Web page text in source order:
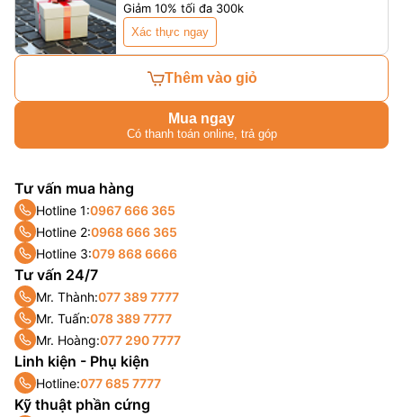
Giảm 10% tối đa 300k
Xác thực ngay
Thêm vào giỏ
Mua ngay
Có thanh toán online, trả góp
Tư vấn mua hàng
Hotline 1:0967 666 365
Hotline 2:0968 666 365
Hotline 3:079 868 6666
Tư vấn 24/7
Mr. Thành:077 389 7777
Mr. Tuấn:078 389 7777
Mr. Hoàng:077 290 7777
Linh kiện - Phụ kiện
Hotline:077 685 7777
Kỹ thuật phần cứng